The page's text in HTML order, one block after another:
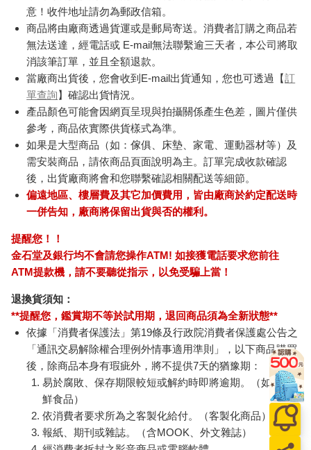
意！收件地址請勿為郵政信箱。
商品將由廠商透過貨運或是郵局寄送。消費者訂購之商品若
無法送達，經電話或 E-mail無法聯繫逾三天者，本公司將取
消該筆訂單，並且全額退款。
當廠商出貨後，您會收到E-mail出貨通知，您也可透過【訂
單查詢】確認出貨情況。
產品顏色可能會因網頁呈現與拍攝關係產生色差，圖片僅供
參考，商品依實際供貨樣式為準。
如果是大型商品（如：傢俱、床墊、家電、運動器材等）及
需安裝商品，請依商品頁面說明為主。訂單完成收款確認
後，出貨廠商將會和您聯繫確認相關配送等細節。
偏遠地區、樓層費及其它加價費用，皆由廠商於約定配送時
一併告知，廠商將保留出貨與否的權利。
提醒您！！
金石堂及銀行均不會請您操作ATM! 如接獲電話要求您前往
ATM提款機，請不要聽從指示，以免受騙上當！
退換貨須知：
**提醒您，鑑賞期不等於試用期，退回商品須為全新狀態**
依據「消費者保護法」第19條及行政院消費者保護處公告之
「通訊交易解除權合理例外情事適用準則」，以下商品購買
後，除商品本身有瑕疵外，將不提供7天的猶豫期：
易於腐敗、保存期限較短或解約時即將逾期。（如：生
鮮食品）
依消費者要求所為之客製化給付。（客製化商品）
報紙、期刊或雜誌。（含MOOK、外文雜誌）